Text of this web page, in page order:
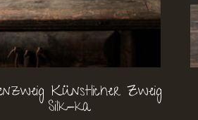
Künstlicher Zweig
Silk-ka